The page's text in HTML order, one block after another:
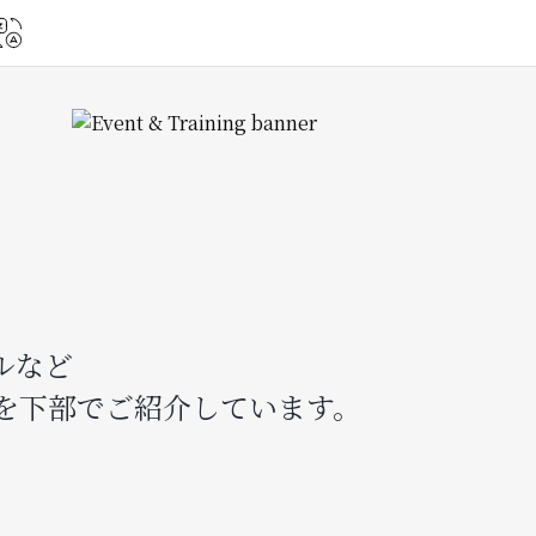
Image
など
部でご紹介しています。